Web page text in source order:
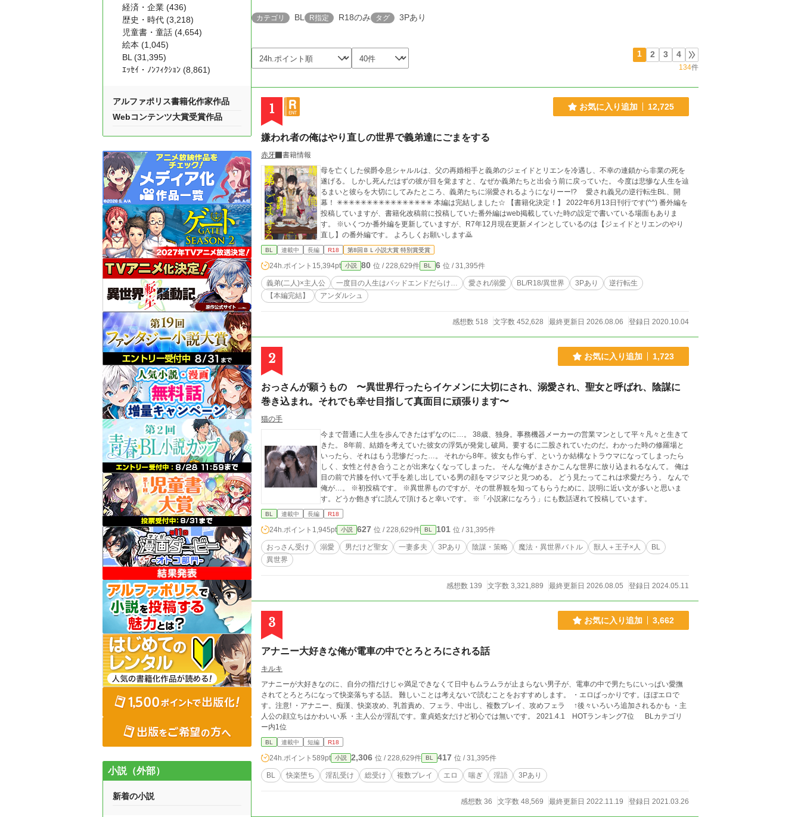
カテゴリ BL R指定 R18のみ タグ 3Pあり
1 2 3 4
134件
1 お気に入り追加 12,725
嫌われ者の俺はやり直しの世界で義弟達にごまをする
赤牙
書籍情報
母を亡くした侯爵令息シャルルは、父の再婚相手と義弟のジェイドとリエンを冷遇し、不幸の連鎖から非業の死を
遂げる。 しかし死んだはずの彼が目を覚ますと、なぜか義弟たちと出会う前に戻っていた。 今度は悲惨な人生を辿
るまいと彼らを大切にしてみたところ、義弟たちに溺愛されるようになりーー!? 愛され義兄の逆行転生BL、開
幕！ ✳︎✳︎✳︎✳︎✳︎✳︎✳︎✳︎✳︎✳︎✳︎✳︎✳︎✳︎✳︎✳︎ 本編は完結しました☆ 【書籍化決定！】 2022年6月13日刊行です(^^) 番外編を
投稿していますが、書籍化改稿前に投稿していた番外編はweb掲載していた時の設定で書いている場面もありま
す。 ※いくつか番外編を更新していますが、R7年12月現在更新メインとしているのは【ジェイドとリエンのやり
直し】の番外編です。 よろしくお願いします🙇
BL 連載中 長編 R18 第8回ＢＬ小説大賞 特別賞受賞
24h.ポイント 15,394pt 小説 80 位 / 228,629件 BL 6 位 / 31,395件
義弟(二人)×主人公 一度目の人生はバッドエンドだらけ… 愛され/溺愛 BL/R18/異世界 3Pあり
逆行転生
【本編完結】
アンダルシュ
感想数 518 文字数 452,628 最終更新日 2026.08.06 登録日 2020.10.04
2 お気に入り追加 1,723
おっさんが願うもの 〜異世界行ったらイケメンに大切にされ、溺愛され、聖女と呼ばれ、陰謀に
巻き込まれ。それでも幸せ目指して真面目に頑張ります〜
猫の手
今まで普通に人生を歩んできたはずなのに…。 38歳、独身。事務機器メーカーの営業マンとして平々凡々と生きて
きた。 8年前、結婚を考えていた彼女の浮気が発覚し破局。要するに二股されていたのだ。わかった時の修羅場と
いったら、それはもう悲惨だった…。 それから8年。彼女も作らず、というか結構なトラウマになってしまったら
しく、女性と付き合うことが出来なくなってしまった。 そんな俺がまさかこんな世界に放り込まれるなんて。 俺は
目の前で片膝を付いて手を差し出している男の顔をマジマジと見つめる。 どう見たってこれは求愛だろう。 なんで
俺が…。 ※初投稿です。 ※異世界ものですが、その世界観を知ってもらうために、説明に近い文が多いと思いま
す。どうか飽きずに読んで頂けると幸いです。 ※「小説家になろう」にも数話遅れて投稿しています。
BL 連載中 長編 R18
24h.ポイント 1,945pt 小説 627 位 / 228,629件 BL 101 位 / 31,395件
おっさん受け 溺愛 男だけど聖女 一妻多夫 3Pあり 陰謀・策略 魔法・異世界バトル 獣人＋王子×人
BL
異世界
感想数 139 文字数 3,321,889 最終更新日 2026.08.05 登録日 2024.05.11
3 お気に入り追加 3,662
アナニー大好きな俺が電車の中でとろとろにされる話
キルキ
アナニーが大好きなのに、自分の指だけじゃ満足できなくて日中もムラムラが止まらない男子が、電車の中で男たちにいっぱい愛撫
されてとろとろになって快楽落ちする話。 難しいことは考えないで読むことをおすすめします。 ・エロばっかりです。ほぼエロで
す。注意! ・アナニー、痴漢、快楽攻め、乳首責め、フェラ、中出し、複数プレイ、攻めフェラ ↑後々いろいろ追加されるかも ・主
人公の顔立ちはかわいい系 ・主人公が淫乱です。童貞処女だけど初心では無いです。 2021.4.1 HOTランキング7位 BLカテゴリ
ー内1位
BL 連載中 短編 R18
24h.ポイント 589pt 小説 2,306 位 / 228,629件 BL 417 位 / 31,395件
BL 快楽堕ち 淫乱受け 総受け 複数プレイ エロ 喘ぎ 淫語 3Pあり
感想数 36 文字数 48,569 最終更新日 2022.11.19 登録日 2021.03.26
経済・企業 (436)
歴史・時代 (3,218)
児童書・童話 (4,654)
絵本 (1,045)
BL (31,395)
ｴｯｾｲ・ﾉﾝﾌｨｸｼｮﾝ (8,861)
アルファポリス書籍化作家作品
Webコンテンツ大賞受賞作品
小説（外部）
新着の小説